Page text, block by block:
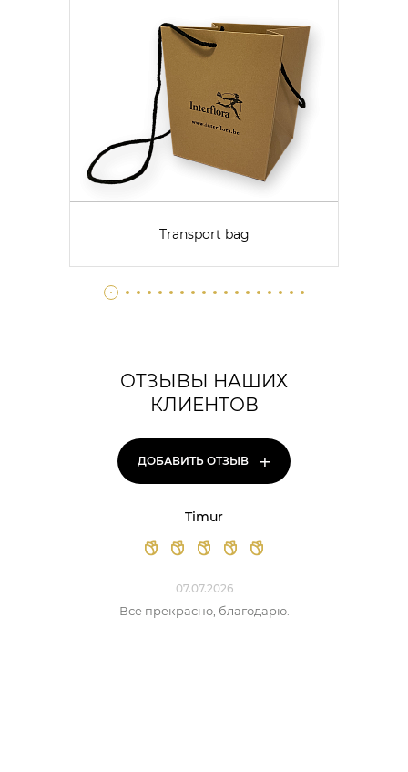
Transport bag
ОТЗЫВЫ НАШИХ
КЛИЕНТОВ
ДОБАВИТЬ ОТЗЫВ +
Timur
07.07.2026
Все прекрасно, благодарю.